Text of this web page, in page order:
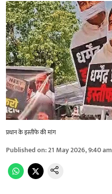
प्रधान के इस्तीफे की मांग
Published on:21 May 2026, 9:40 am